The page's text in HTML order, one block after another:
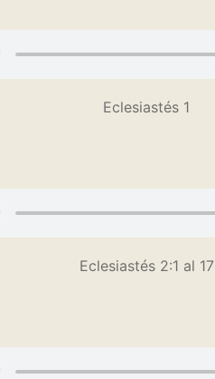
Eclesiastés 1
Eclesiastés 2:1 al 17